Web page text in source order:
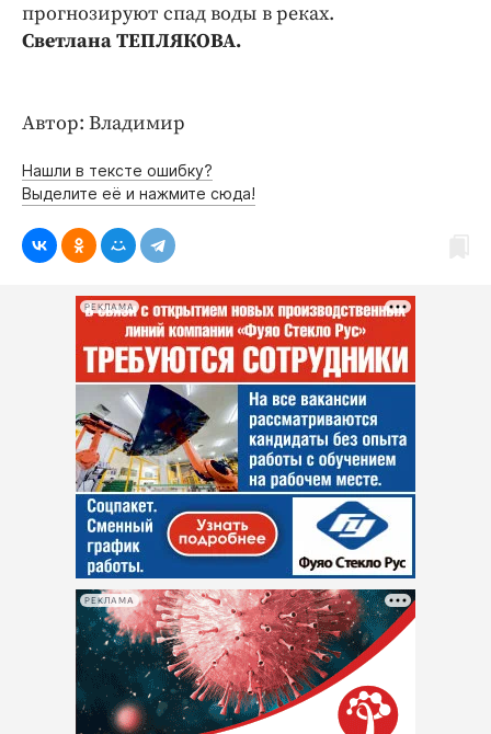
прогнозируют спад воды в реках.
Светлана ТЕПЛЯКОВА.
Автор: Владимир
Нашли в тексте ошибку?
Выделите её и нажмите сюда!
РЕКЛАМА
РЕКЛАМА